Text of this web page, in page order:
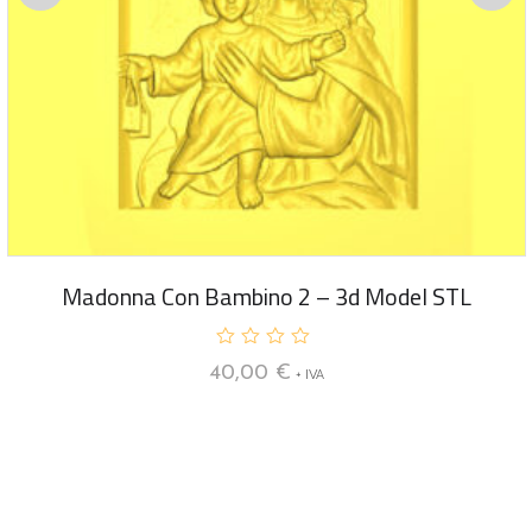
Madonna Con Bambino 2 – 3d Model STL
V
a
40,00 € + IVA